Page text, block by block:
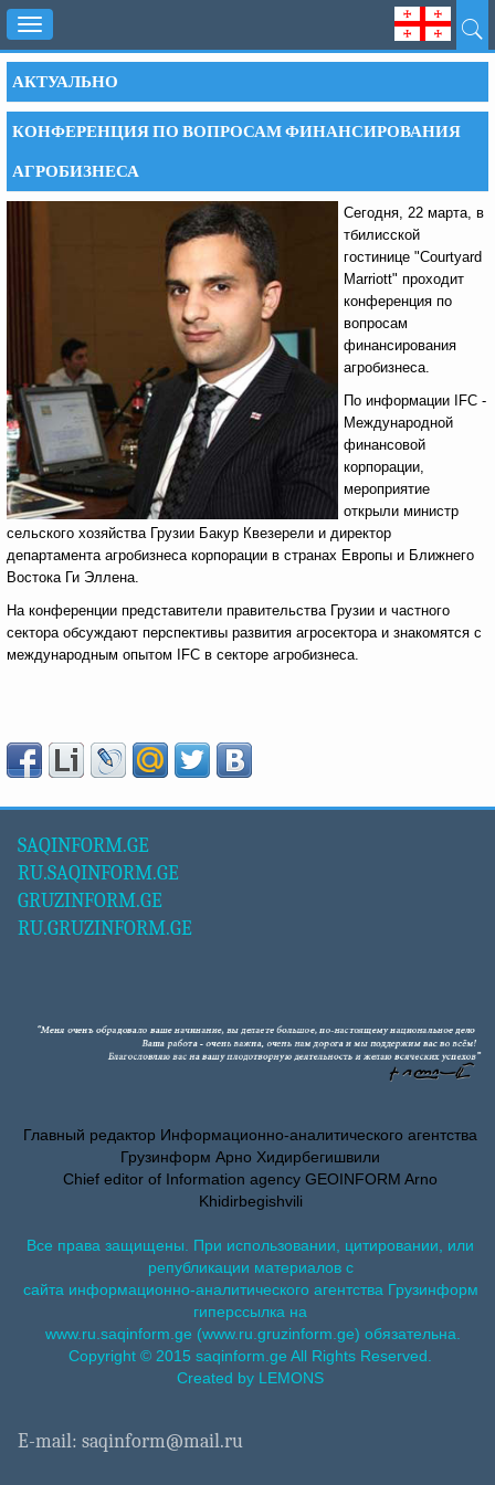
Toggle
navigation
АКТУАЛЬНО
КОНФЕРЕНЦИЯ ПО ВОПРОСАМ ФИНАНСИРОВАНИЯ
АГРОБИЗНЕСА
Сегодня, 22 марта, в
тбилисской
гостинице "Courtyard
Marriott" проходит
конференция по
вопросам
финансирования
агробизнеса.
По информации IFC -
Международной
финансовой
корпорации,
мероприятие
открыли министр
сельского хозяйства Грузии Бакур Квезерели и директор
департамента агробизнеса корпорации в странах Европы и Ближнего
Востока Ги Эллена.
На конференции представители правительства Грузии и частного
сектора обсуждают перспективы развития агросектора и знакомятся с
международным опытом IFC в секторе агробизнеса.
SAQINFORM.GE
RU.SAQINFORM.GE
GRUZINFORM.GE
RU.GRUZINFORM.GE
Главный редактор Информационно-аналитического агентства
Грузинформ Арно Хидирбегишвили
Chief editor of Information agency GEOINFORM Arno
Khidirbegishvili
Все права защищены. При использовании, цитировании, или
републикации материалов с
сайта информационно-аналитического агентства Грузинформ
гиперссылка на
www.ru.saqinform.ge (www.ru.gruzinform.ge) обязательна.
Copyright © 2015 saqinform.ge All Rights Reserved.
Created by LEMONS
E-mail: saqinform@mail.ru